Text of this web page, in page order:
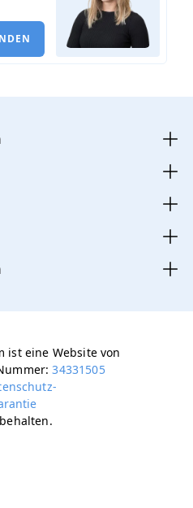
ist eine Website von
34331505